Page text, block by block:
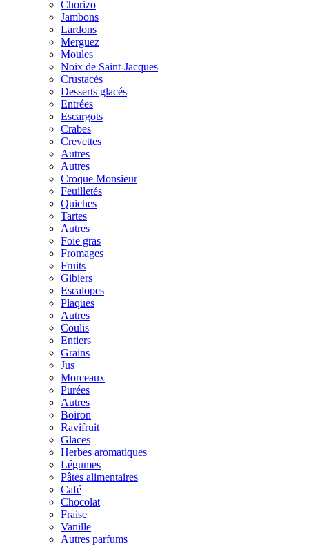
Chorizo
Jambons
Lardons
Merguez
Moules
Noix de Saint-Jacques
Crustacés
Desserts glacés
Entrées
Escargots
Crabes
Crevettes
Autres
Autres
Croque Monsieur
Feuilletés
Quiches
Tartes
Autres
Foie gras
Fromages
Fruits
Gibiers
Escalopes
Plaques
Autres
Coulis
Entiers
Grains
Jus
Morceaux
Purées
Autres
Boiron
Ravifruit
Glaces
Herbes aromatiques
Légumes
Pâtes alimentaires
Café
Chocolat
Fraise
Vanille
Autres parfums